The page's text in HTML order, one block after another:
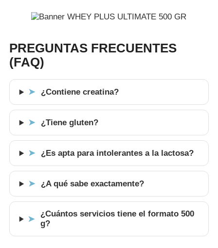
PREGUNTAS FRECUENTES
(FAQ)
➤ ¿Contiene creatina?
➤ ¿Tiene gluten?
➤ ¿Es apta para intolerantes a la lactosa?
➤ ¿A qué sabe exactamente?
➤
¿Cuántos servicios tiene el formato 500
g?